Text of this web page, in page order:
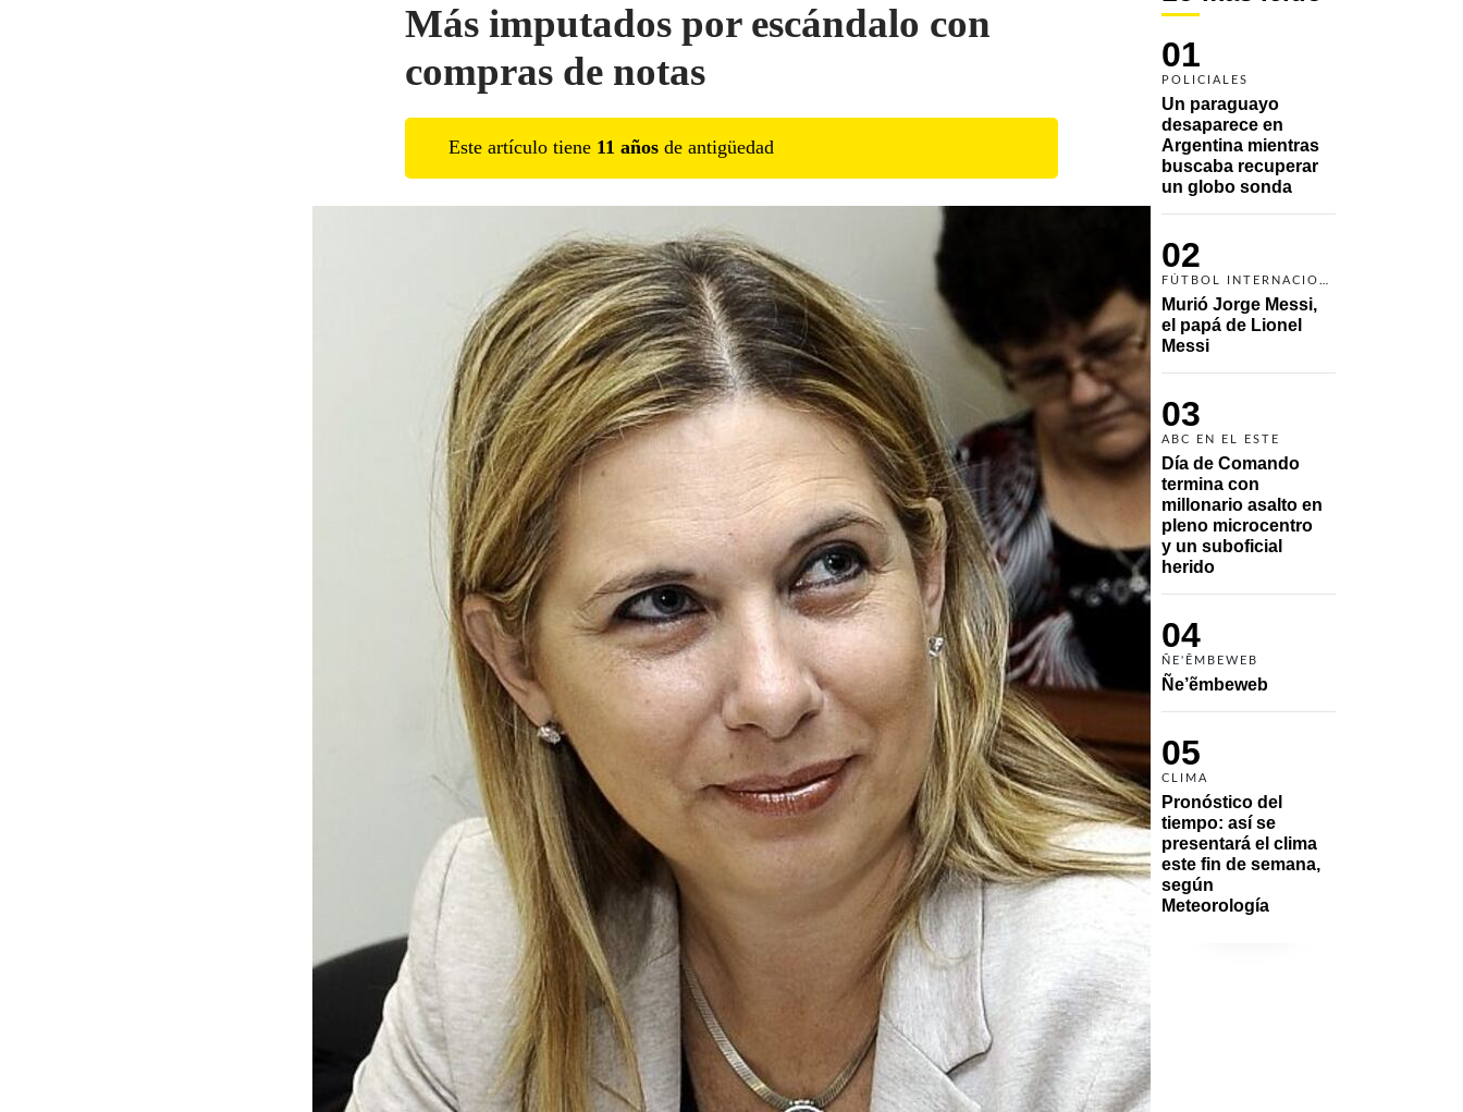
01
POLICIALES
Un paraguayo
desaparece en
Argentina mientras
buscaba recuperar
un globo sonda
02
Murió Jorge Messi,
el papá de Lionel
Messi
03
ABC EN EL ESTE
Día de Comando
termina con
millonario asalto en
pleno microcentro
y un suboficial
herido
04
ÑE'ẼMBEWEB
Ñe’ẽmbeweb
05
CLIMA
Pronóstico del
tiempo: así se
presentará el clima
este fin de semana,
según
Meteorología
Más imputados por escándalo con
compras de notas
Este artículo tiene 11 años de antigüedad